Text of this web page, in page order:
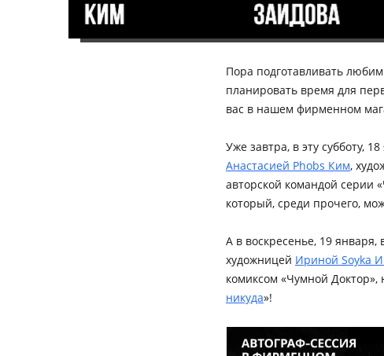
Пора подготавливать
планировать время для
вас в нашем фирменном
Уже завтра, в эту субботу,
Анастасией Phobs Ким,
авторской командой серии
который, среди прочего,
А в воскресенье, 19 января,
художницей Ириной Soyka
комиксом «Чумной
никуда»!